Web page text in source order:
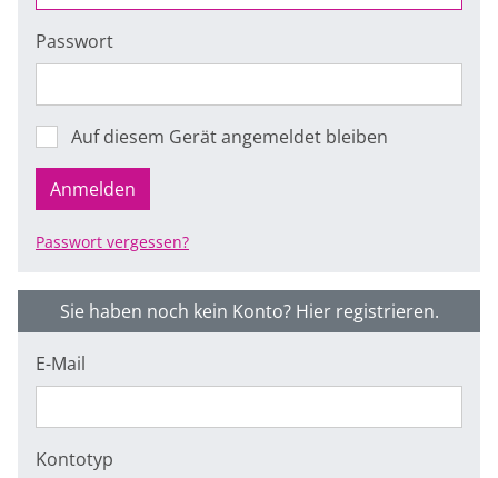
Passwort
Auf diesem Gerät angemeldet bleiben
Anmelden
Passwort vergessen?
Sie haben noch kein Konto? Hier registrieren.
E-Mail
Kontotyp